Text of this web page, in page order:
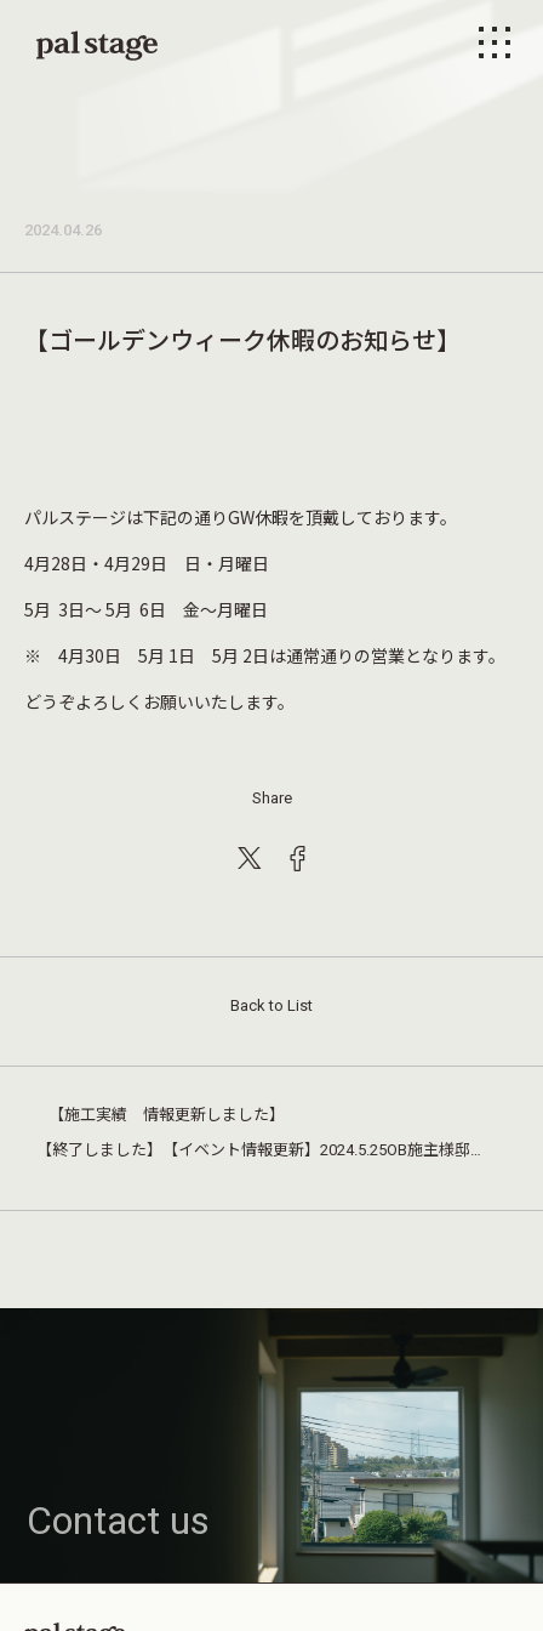
メニ
2024.04.26
【ゴールデンウィーク休暇のお知らせ】
パルステージは下記の通りGW休暇を頂戴しております。
4月28日・4月29日 日・月曜日
5月 3日～ 5月 6日 金～月曜日
※ 4月30日 5月 1日 5月 2日は通常通りの営業となります。
どうぞよろしくお願いいたします。
Share
Back to List
【施工実績 情報更新しました】
【終了しました】【イベント情報更新】2024.5.25OB施主様邸 見学会開催
Contact us